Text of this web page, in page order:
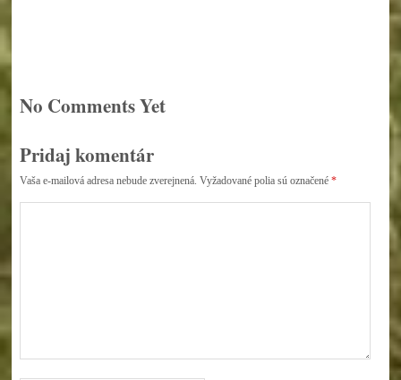
No Comments Yet
Pridaj komentár
Vaša e-mailová adresa nebude zverejnená. Vyžadované polia sú označené *